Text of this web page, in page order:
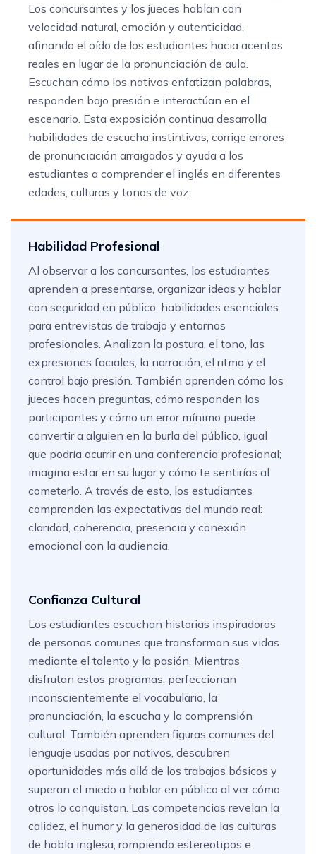
Los concursantes y los jueces hablan con
velocidad natural, emoción y autenticidad,
afinando el oído de los estudiantes hacia acentos
reales en lugar de la pronunciación de aula.
Escuchan cómo los nativos enfatizan palabras,
responden bajo presión e interactúan en el
escenario. Esta exposición continua desarrolla
habilidades de escucha instintivas, corrige errores
de pronunciación arraigados y ayuda a los
estudiantes a comprender el inglés en diferentes
edades, culturas y tonos de voz.
Habilidad Profesional
Al observar a los concursantes, los estudiantes
aprenden a presentarse, organizar ideas y hablar
con seguridad en público, habilidades esenciales
para entrevistas de trabajo y entornos
profesionales. Analizan la postura, el tono, las
expresiones faciales, la narración, el ritmo y el
control bajo presión. También aprenden cómo los
jueces hacen preguntas, cómo responden los
participantes y cómo un error mínimo puede
convertir a alguien en la burla del público, igual
que podría ocurrir en una conferencia profesional;
imagina estar en su lugar y cómo te sentirías al
cometerlo. A través de esto, los estudiantes
comprenden las expectativas del mundo real:
claridad, coherencia, presencia y conexión
emocional con la audiencia.
Confianza Cultural
Los estudiantes escuchan historias inspiradoras
de personas comunes que transforman sus vidas
mediante el talento y la pasión. Mientras
disfrutan estos programas, perfeccionan
inconscientemente el vocabulario, la
pronunciación, la escucha y la comprensión
cultural. También aprenden figuras comunes del
lenguaje usadas por nativos, descubren
oportunidades más allá de los trabajos básicos y
superan el miedo a hablar en público al ver cómo
otros lo conquistan. Las competencias revelan la
calidez, el humor y la generosidad de las culturas
de habla inglesa, rompiendo estereotipos e